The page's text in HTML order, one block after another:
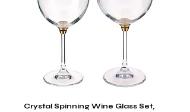
Crystal Spinning Wine Glass Set,